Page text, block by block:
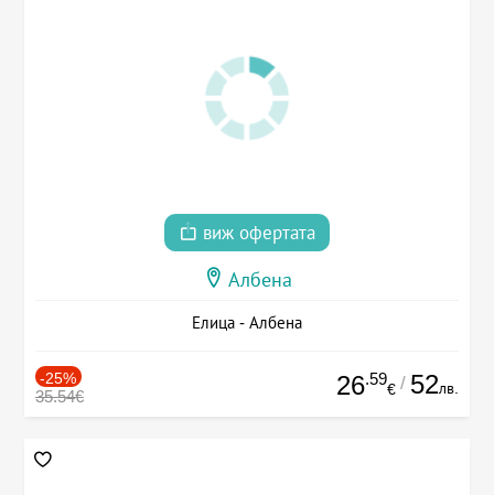
виж офертата
Албена
Елица - Албена
-25%
35.54€ 26.59
€ / 52лв.